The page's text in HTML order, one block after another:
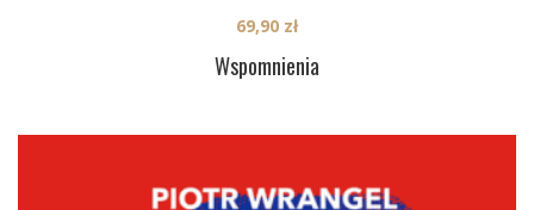
Wspomnienia
69,90 zł